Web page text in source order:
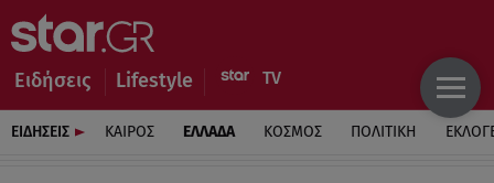
Ειδήσεις Lifestyle
ΕΙΔΗΣΕΙΣ ΚΑΙΡΟΣ ΕΛΛΑΔΑ ΚΟΣΜΟΣ ΠΟΛΙΤΙΚΗ